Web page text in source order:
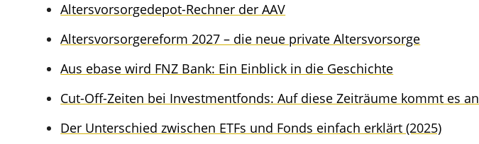
Alters­vor­sor­ge­de­pot-Rechner der AAV
Alters­vor­sor­ge­re­form 2027 – die neue priva­te Altersvorsorge
Aus ebase wird FNZ Bank: Ein Einblick in die Geschichte
Cut-Off-Zeiten bei Invest­ment­fonds: Auf diese Zeiträu­me kommt es an
Der Unter­schied zwischen ETFs und Fonds einfach erklärt (2025)